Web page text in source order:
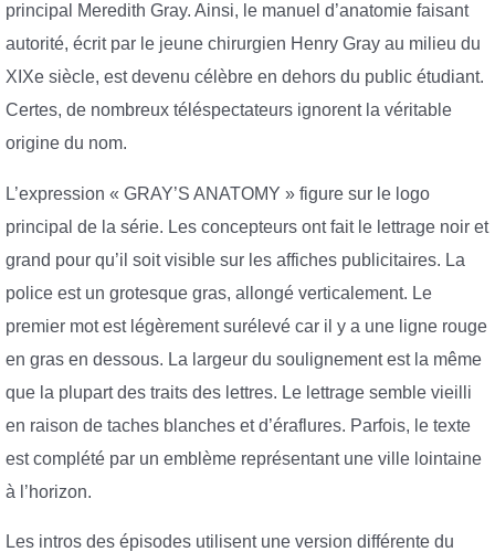
principal Meredith Gray. Ainsi, le manuel d’anatomie faisant
autorité, écrit par le jeune chirurgien Henry Gray au milieu du
XIXe siècle, est devenu célèbre en dehors du public étudiant.
Certes, de nombreux téléspectateurs ignorent la véritable
origine du nom.
L’expression « GRAY’S ANATOMY » figure sur le logo
principal de la série. Les concepteurs ont fait le lettrage noir et
grand pour qu’il soit visible sur les affiches publicitaires. La
police est un grotesque gras, allongé verticalement. Le
premier mot est légèrement surélevé car il y a une ligne rouge
en gras en dessous. La largeur du soulignement est la même
que la plupart des traits des lettres. Le lettrage semble vieilli
en raison de taches blanches et d’éraflures. Parfois, le texte
est complété par un emblème représentant une ville lointaine
à l’horizon.
Les intros des épisodes utilisent une version différente du